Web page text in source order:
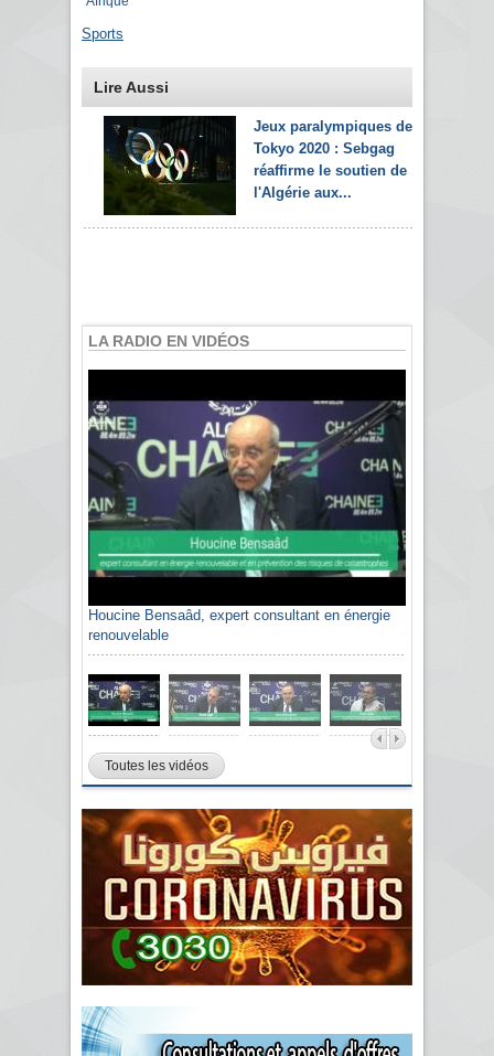
Sports
Lire Aussi
Jeux paralympiques de
Tokyo 2020 : Sebgag
réaffirme le soutien de
l'Algérie aux...
LA RADIO EN VIDÉOS
Houcine Bensaâd, expert consultant en énergie
renouvelable
Toutes les vidéos